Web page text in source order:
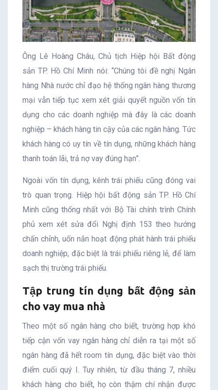
Ông Lê Hoàng Châu, Chủ tịch Hiệp hội Bất động
sản TP. Hồ Chí Minh nói: “Chúng tôi đề nghị Ngân
hàng Nhà nước chỉ đạo hệ thống ngân hàng thương
mại vẫn tiếp tục xem xét giải quyết nguồn vốn tín
dụng cho các doanh nghiệp mà đây là các doanh
nghiệp – khách hàng tin cậy của các ngân hàng. Tức
khách hàng có uy tín về tín dụng, những khách hàng
thanh toán lãi, trả nợ vay đúng hạn”.
Ngoài vốn tín dụng, kênh trái phiếu cũng đóng vai
trò quan trọng. Hiệp hội bất động sản TP. Hồ Chí
Minh cũng thống nhất với Bộ Tài chính trình Chính
phủ xem xét sửa đổi Nghị định 153 theo hướng
chấn chỉnh, uốn nắn hoạt động phát hành trái phiếu
doanh nghiệp, đặc biệt là trái phiếu riêng lẻ, để làm
sạch thị trường trái phiếu.
Tập trung tín dụng bất động sản
cho vay mua nhà
Theo một số ngân hàng cho biết, trường hợp khó
tiếp cận vốn vay ngân hàng chỉ diễn ra tại một số
ngân hàng đã hết room tín dụng, đặc biệt vào thời
điểm cuối quý I. Tuy nhiên, từ đầu tháng 7, nhiều
khách hàng cho biết, họ còn thậm chí nhận được